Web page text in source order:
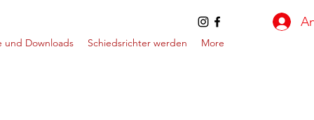
und Downloads Schiedsrichter werden More